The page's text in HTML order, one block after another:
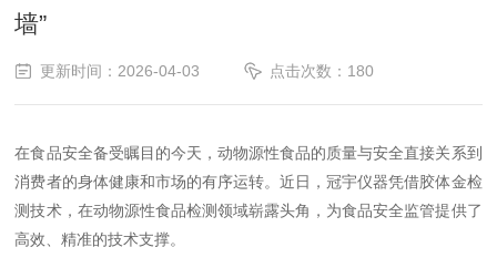
墙”
更新时间：2026-04-03 点击次数：180
在食品安全备受瞩目的今天，动物源性食品的质量与安全直接关系到
消费者的身体健康和市场的有序运转。近日，冠宇仪器凭借胶体金检
测技术，在动物源性食品检测领域崭露头角，为食品安全监管提供了
高效、精准的技术支撑。